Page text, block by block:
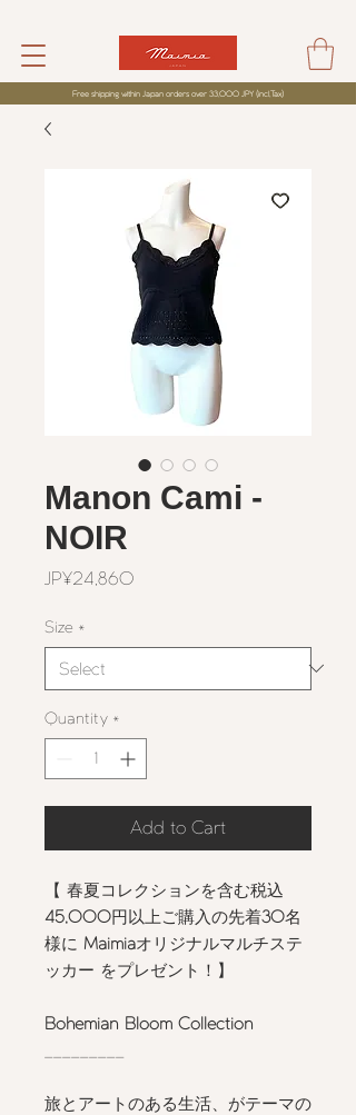
Free shipping within Japan orders over 33,000 JPY (incl,Tax)
Manon Cami -
NOIR
JP¥24,860
Size *
Quantity *
Add to Cart
【 春夏コレクションを含む税込
45,000円以上ご購入の先着30名
様に Maimiaオリジナルマルチステ
ッカー をプレゼント！】
Bohemian Bloom Collection
旅とアートのある生活、がテーマの